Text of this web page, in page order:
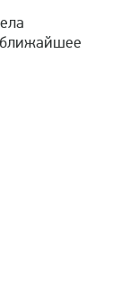
ближайшее